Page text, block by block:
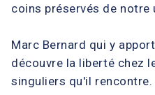
coins préservés de notre
Marc Bernard qui y
découvre la liberté chez
singuliers qu'il rencontre.